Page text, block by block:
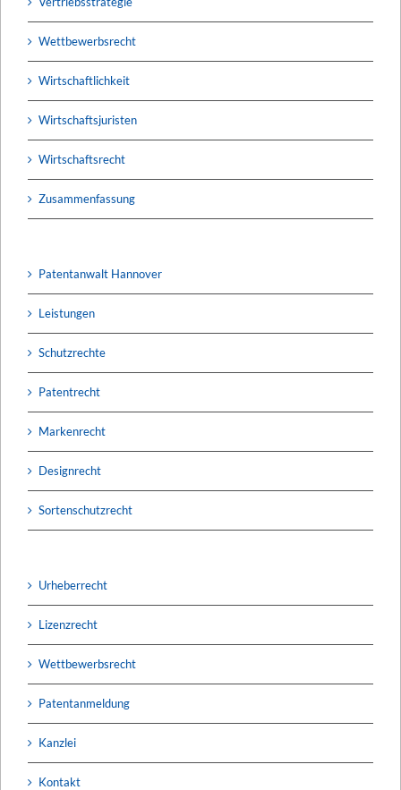
Wettbewerbsrecht
Wirtschaftlichkeit
Wirtschaftsjuristen
Wirtschaftsrecht
Zusammenfassung
Patentanwalt Hannover
Leistungen
Schutzrechte
Patentrecht
Markenrecht
Designrecht
Sortenschutzrecht
Urheberrecht
Lizenzrecht
Wettbewerbsrecht
Patentanmeldung
Kanzlei
Kontakt